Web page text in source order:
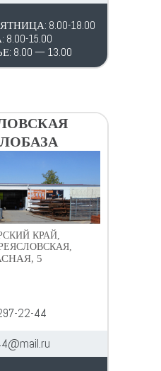
8.00-18.00
15.00
8.00 — 13.00
КРАЙ,
5
22-44